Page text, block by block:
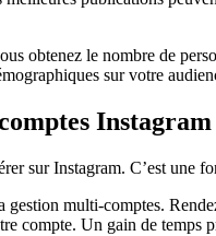
obtenez le nombre de
sur votre
Instagram
sur Instagram. C’est une
gestion multi-comptes.
compte. Un gain de temps